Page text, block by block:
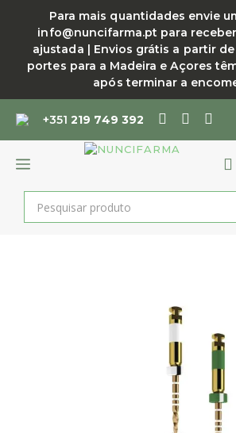
conteúdo
Para mais quantidades envie
info@nuncifarma.pt para
ajustada | Envios grátis a partir de
portes para a Madeira e Açores
após terminar a
+351219 749 392
MENU
Products
search